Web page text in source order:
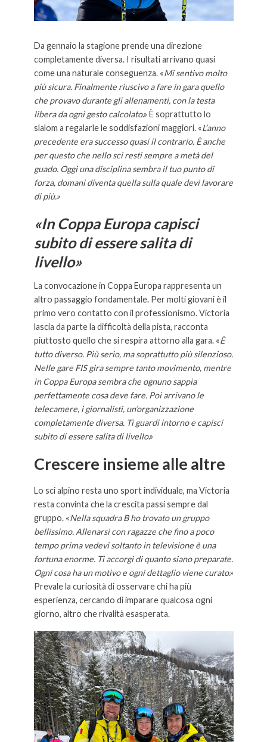
Da gennaio la stagione prende una direzione
completamente diversa. I risultati arrivano quasi
come una naturale conseguenza. «Mi sentivo molto
più sicura. Finalmente riuscivo a fare in gara quello
che provavo durante gli allenamenti, con la testa
libera da ogni gesto calcolato.» È soprattutto lo
slalom a regalarle le soddisfazioni maggiori. «L’anno
precedente era successo quasi il contrario. È anche
per questo che nello sci resti sempre a metà del
guado. Oggi una disciplina sembra il tuo punto di
forza, domani diventa quella sulla quale devi lavorare
di più.»
«In Coppa Europa capisci
subito di essere salita di
livello»
La convocazione in Coppa Europa rappresenta un
altro passaggio fondamentale. Per molti giovani è il
primo vero contatto con il professionismo. Victoria
lascia da parte la difficoltà della pista, racconta
piuttosto quello che si respira attorno alla gara. «È
tutto diverso. Più serio, ma soprattutto più silenzioso.
Nelle gare FIS gira sempre tanto movimento, mentre
in Coppa Europa sembra che ognuno sappia
perfettamente cosa deve fare. Poi arrivano le
telecamere, i giornalisti, un’organizzazione
completamente diversa. Ti guardi intorno e capisci
subito di essere salita di livello.»
Crescere insieme alle altre
Lo sci alpino resta uno sport individuale, ma Victoria
resta convinta che la crescita passi sempre dal
gruppo. «Nella squadra B ho trovato un gruppo
bellissimo. Allenarsi con ragazze che fino a poco
tempo prima vedevi soltanto in televisione è una
fortuna enorme. Ti accorgi di quanto siano preparate.
Ogni cosa ha un motivo e ogni dettaglio viene curato.»
Prevale la curiosità di osservare chi ha più
esperienza, cercando di imparare qualcosa ogni
giorno, altro che rivalità esasperata.